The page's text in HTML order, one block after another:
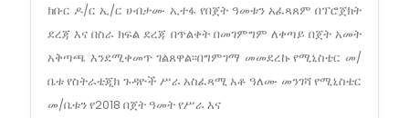
ክቡር ዶ/ር ኢ/ር ሀብታሙ ኢተፋ የበጀት ዓመቱን አፈጻጸም በፕሮጀክት
ደረጃ እና በስራ ክፍል ደረጃ በጥልቀት በመገምግም ለቀጣይ በጀት አመት
አቅጣጫ እንደሚቀመጥ ገልጸዋል፡፡በግምገማ መመደረኩ የሚኒስቴር መ/
ቤቱ የስትራቴጂክ ጉዳዮች ሥራ አስፈጻሚ አቶ ዓለሙ መንገሻ የሚኒስቴር
መ/ቤቱን የ2018 በጀት ዓመት የሥራ እና